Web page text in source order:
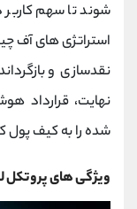
شوند تا سهم کاربر
استراتژی‌ های آف
نقدسازی و
نهایت، قرارداد
‌شده را به کیف پول
ویژگی های پروتکل